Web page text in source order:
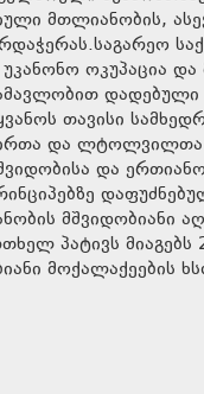
მთლიანობის,
ოკუპაცია
დადებული
თავისი
და ლტოლვილთა
და
მშვიდობიანი
პატივს
მოქალაქეების